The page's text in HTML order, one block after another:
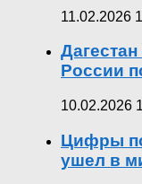
11.02.2026
России
10.02.2026
Цифры
ушел в